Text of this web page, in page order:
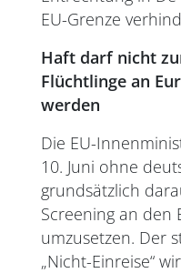
EU-Grenze
Haft darf nicht
Flüchtlinge an
werden
Die EU-
10. Juni ohne
grundsätzlich
Screening an den
umzusetzen. Der
„Nicht-Einreise“